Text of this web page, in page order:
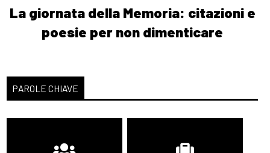
La giornata della Memoria: citazioni e
poesie per non dimenticare
PAROLE CHIAVE